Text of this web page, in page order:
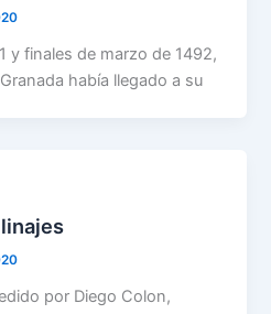
y finales de marzo de 1492,
había llegado a su
por Diego Colon,